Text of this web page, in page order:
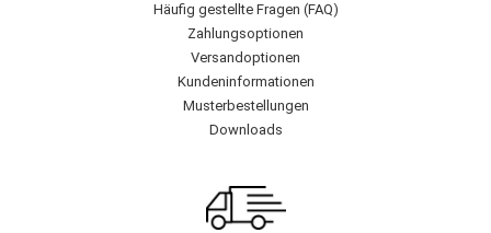
Häufig gestellte Fragen (FAQ)
Zahlungsoptionen
Versandoptionen
Kundeninformationen
Musterbestellungen
Downloads